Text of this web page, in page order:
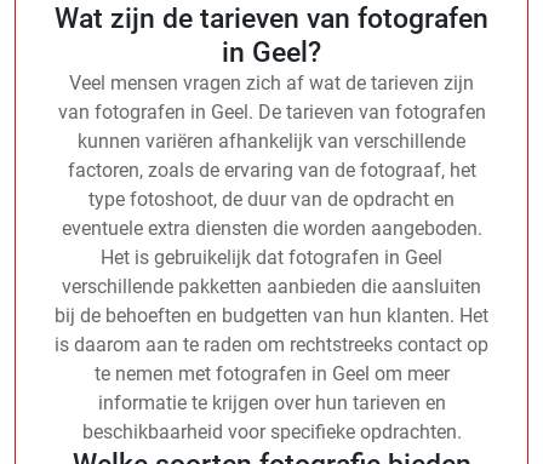
Wat zijn de tarieven van fotografen
in Geel?
Veel mensen vragen zich af wat de tarieven zijn
van fotografen in Geel. De tarieven van fotografen
kunnen variëren afhankelijk van verschillende
factoren, zoals de ervaring van de fotograaf, het
type fotoshoot, de duur van de opdracht en
eventuele extra diensten die worden aangeboden.
Het is gebruikelijk dat fotografen in Geel
verschillende pakketten aanbieden die aansluiten
bij de behoeften en budgetten van hun klanten. Het
is daarom aan te raden om rechtstreeks contact op
te nemen met fotografen in Geel om meer
informatie te krijgen over hun tarieven en
beschikbaarheid voor specifieke opdrachten.